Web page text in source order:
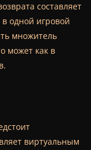
составляет
в одной игровой
множитель
может как в
виртуальным